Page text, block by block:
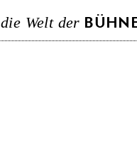
k
die Welt der